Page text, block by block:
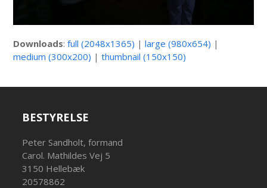
Downloads:full (2048x1365) |large (980x654) |
medium (300x200) |thumbnail (150x150)
BESTYRELSE
Peter Sandholt, formand
Carol. Mathildes Vej 5
3150 Hellebæk
20578862